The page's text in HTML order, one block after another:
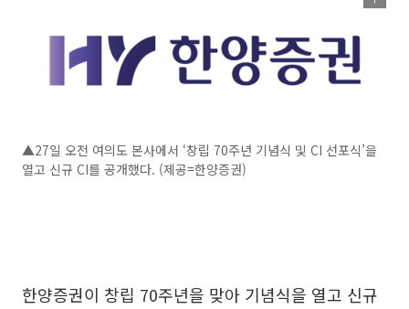
▲27일 오전 여의도 본사에서 ‘창립 70주년 기념식 및 CI 선포식’을
열고 신규 CI를 공개했다. (제공=한양증권)
한양증권이 창립 70주년을 맞아 기념식을 열고 신규